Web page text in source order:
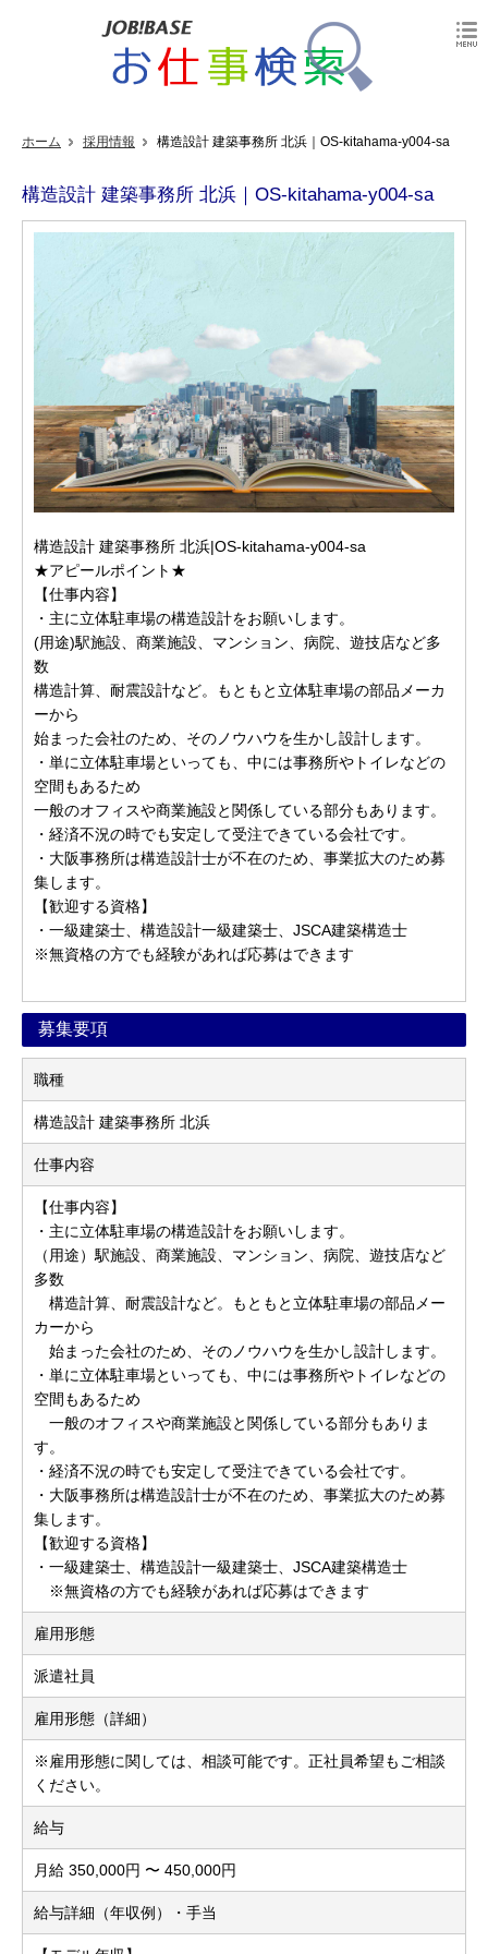
ホーム 採用情報 構造設計 建築事務所 北浜｜OS-kitahama-y004-sa
構造設計 建築事務所 北浜｜OS-kitahama-y004-sa
構造設計 建築事務所 北浜|OS-kitahama-y004-sa
★アピールポイント★
【仕事内容】
・主に立体駐車場の構造設計をお願いします。
(用途)駅施設、商業施設、マンション、病院、遊技店など多
数
構造計算、耐震設計など。もともと立体駐車場の部品メーカ
ーから
始まった会社のため、そのノウハウを生かし設計します。
・単に立体駐車場といっても、中には事務所やトイレなどの
空間もあるため
一般のオフィスや商業施設と関係している部分もあります。
・経済不況の時でも安定して受注できている会社です。
・大阪事務所は構造設計士が不在のため、事業拡大のため募
集します。
【歓迎する資格】
・一級建築士、構造設計一級建築士、JSCA建築構造士
※無資格の方でも経験があれば応募はできます
募集要項
職種
構造設計 建築事務所 北浜
仕事内容
【仕事内容】
・主に立体駐車場の構造設計をお願いします。
（用途）駅施設、商業施設、マンション、病院、遊技店など
多数
構造計算、耐震設計など。もともと立体駐車場の部品メー
カーから
始まった会社のため、そのノウハウを生かし設計します。
・単に立体駐車場といっても、中には事務所やトイレなどの
空間もあるため
一般のオフィスや商業施設と関係している部分もありま
す。
・経済不況の時でも安定して受注できている会社です。
・大阪事務所は構造設計士が不在のため、事業拡大のため募
集します。
【歓迎する資格】
・一級建築士、構造設計一級建築士、JSCA建築構造士
※無資格の方でも経験があれば応募はできます
雇用形態
派遣社員
雇用形態（詳細）
※雇用形態に関しては、相談可能です。正社員希望もご相談
ください。
給与
月給 350,000円 〜 450,000円
給与詳細（年収例）・手当